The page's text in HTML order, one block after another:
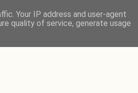
Your IP address and user-agent
quality of service, generate usage